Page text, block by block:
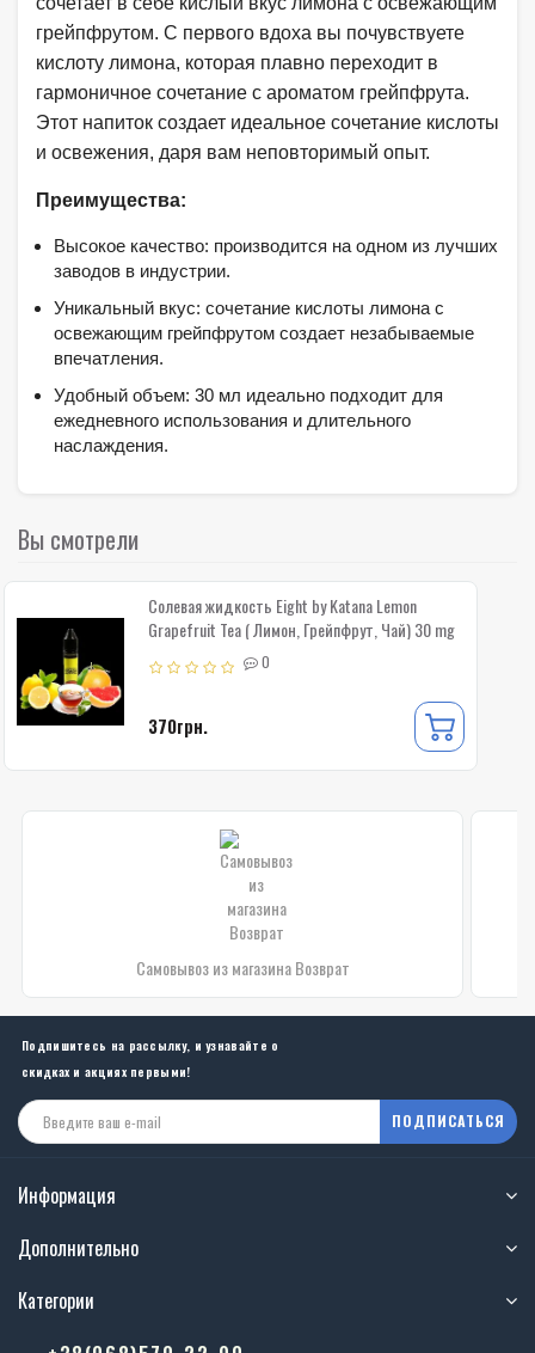
грейпфрутом. С первого вдоха вы почувствуете
кислоту лимона, которая плавно переходит в
гармоничное сочетание с ароматом грейпфрута.
Этот напиток создает идеальное сочетание кислоты
и освежения, даря вам неповторимый опыт.
Преимущества:
Высокое качество: производится на одном из лучших
заводов в индустрии.
Уникальный вкус: сочетание кислоты лимона с
освежающим грейпфрутом создает незабываемые
впечатления.
Удобный объем: 30 мл идеально подходит для
ежедневного использования и длительного
наслаждения.
Вы смотрели
Солевая жидкость Eight by Katana Lemon
Grapefruit Tea ( Лимон, Грейпфрут, Чай) 30 mg
0
370грн.
Самовывоз из магазина Возврат
Подпишитесь на рассылку, и узнавайте о
скидках и акциях первыми!
ПОДПИСАТЬСЯ
Информация
Дополнительно
Категории